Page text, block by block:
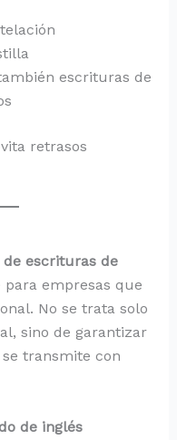
escrituras de
retrasos
escrituras de
empresas que
No se trata solo
sino de garantizar
transmite con
de inglés